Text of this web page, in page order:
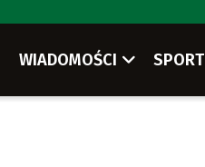
WIADOMOŚCI SPORT